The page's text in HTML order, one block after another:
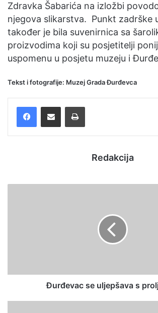
Zdravka Šabarića na izložbi
njegova slikarstva. Punkt zadrške
također je bila suvenirnica sa
proizvodima koji su posjetitelji
uspomenu u posjetu muzeju i
Tekst i fotografije: Muzej Grada Đurđevca
FacebookPodijelite putem e-pošte Ispis
Redakcija
Đurđevac se uljepšava s